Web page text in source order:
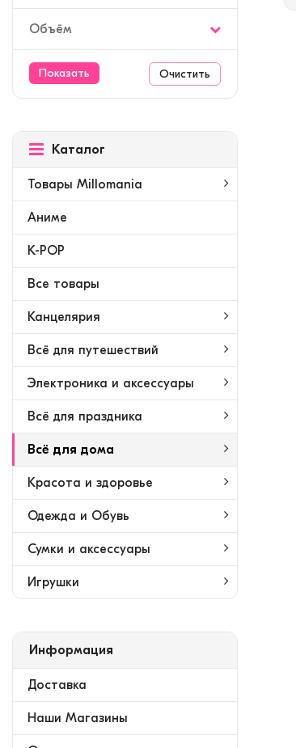
Объём
Очистить
Каталог
Товары Millomania
Аниме
K-POP
Bсе товары
Канцелярия
Всё для путешествий
Электроника и аксессуары
Всё для праздника
Всё для дома
Красота и здоровье
Одежда и Обувь
Сумки и аксессуары
Игрушки
Информация
Доставка
Наши Магазины